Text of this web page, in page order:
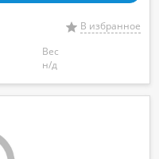
В избранное
Вес
н/д